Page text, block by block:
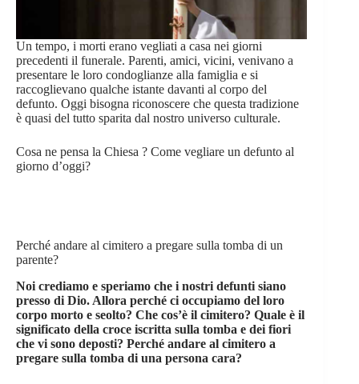
Un tempo, i morti erano vegliati a casa nei giorni
precedenti il funerale. Parenti, amici, vicini, venivano a
presentare le loro condoglianze alla famiglia e si
raccoglievano qualche istante davanti al corpo del
defunto. Oggi bisogna riconoscere che questa tradizione
è quasi del tutto sparita dal nostro universo culturale.
Cosa ne pensa la Chiesa ? Come vegliare un defunto al
giorno d’oggi?
Perché andare al cimitero a pregare sulla tomba di un
parente?
Noi crediamo e speriamo che i nostri defunti siano
presso di Dio. Allora perché ci occupiamo del loro
corpo morto e seolto? Che cos’è il cimitero? Quale è il
significato della croce iscritta sulla tomba e dei fiori
che vi sono deposti? Perché andare al cimitero a
pregare sulla tomba di una persona cara?